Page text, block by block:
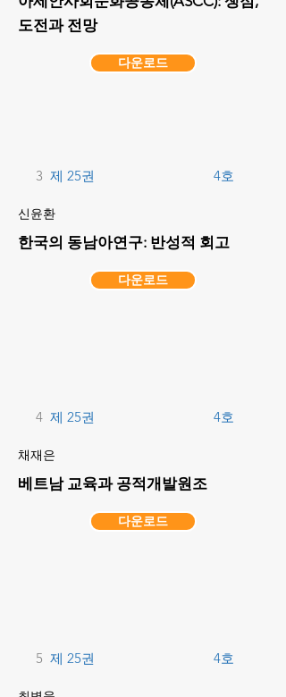
도전과 전망
다운로드
3 제 25권 4호
신윤환
한국의 동남아연구: 반성적 회고
다운로드
4 제 25권 4호
채재은
베트남 교육과 공적개발원조
다운로드
5 제 25권 4호